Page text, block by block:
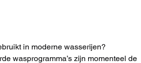
in moderne wasserijen?
wasprogramma’s zijn momenteel de